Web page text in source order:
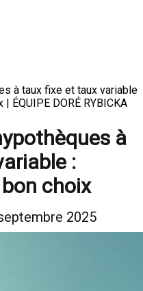
à taux fixe et taux variable
ÉQUIPE DORÉ RYBICKA
à
:
choix
2025